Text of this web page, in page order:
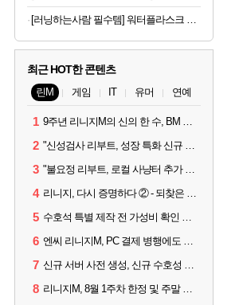
[러닝하는사람 필수템] 워터플라스크 500ml x 2개
최근 HOT한 콘텐츠
린M 게임 IT 유머 연예
1 9주년 리니지M의 신의 한 수, BM 장비 아데나 판매 예고
2 "신성검사 리부트, 성장 특화 신규 서버" 리니지M 3월 업데이트 예고
3 "불요정 리부트, 로컬 사냥터 추가 예정" 리니지M 9주년 업데이트 예고
4 리니지, 다시 증명하다 ② - 되찾은 모바일 왕좌
5 수호석 특별 제작 전 가성비 확인 필수! 3월 2주차 업데이트 이슈
6 엔씨 리니지M, PC 결제 병행에도 모바일 '매출 1위' 탈환
7 신규 서버 사전 생성, 신규 수호성 추가 등 3월 1주차 업데이트 이슈
8 리니지M, 8월 1주차 한정 및 주말 제작 정보